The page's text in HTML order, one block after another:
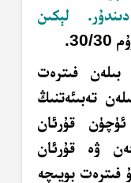
لېكىن
30.
فىترەت
تەبىئەتنىڭ
قۇرئان
ۋە قۇرئان
فىترەت بويىچە